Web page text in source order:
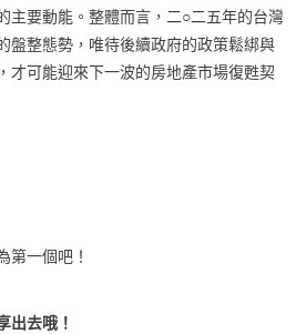
主要動能。整體而言，二○二五年的台灣
盤整態勢，唯待後續政府的政策鬆綁與
才可能迎來下一波的房地產市場復甦契
第一個吧！
出去哦！